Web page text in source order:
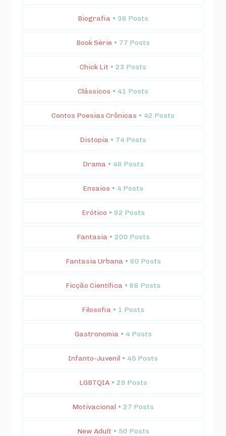
Biografia • 36 Posts
Book Série • 77 Posts
Chick Lit • 23 Posts
Clássicos • 41 Posts
Contos Poesias Crônicas • 42 Posts
Distopia • 74 Posts
Drama • 48 Posts
Ensaios • 4 Posts
Erótico • 92 Posts
Fantasia • 200 Posts
Fantasia Urbana • 80 Posts
Ficção Científica • 68 Posts
Filosofia • 1 Posts
Gastronomia • 4 Posts
Infanto-Juvenil • 45 Posts
LGBTQIA • 29 Posts
Motivacional • 27 Posts
New Adult • 50 Posts